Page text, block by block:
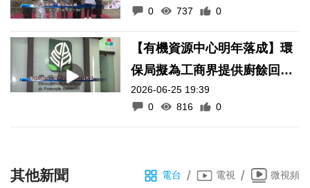
0
737 0
【有機資源中心明年落成】環
保局擬為工商界提供廚餘回收
方案
2026-06-25 19:39
0
816 0
其他新聞 電台 / 電視 / 微視頻